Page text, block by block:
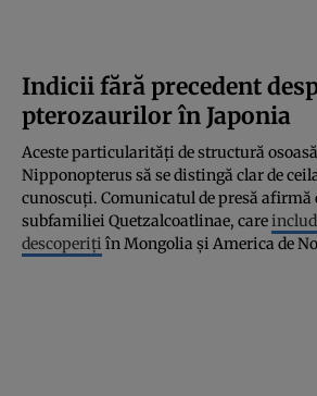
Indicii fără precedent
pterozaurilor în Japonia
Aceste particularități de structură
Nipponopterus să se distingă clar de
cunoscuți. Comunicatul de presă afirmă
subfamiliei Quetzalcoatlinae, care
descoperiți în Mongolia și America de